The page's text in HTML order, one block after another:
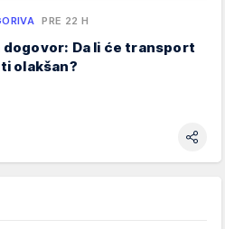
PRE 22 H
dogovor: Da li će transport
olakšan?